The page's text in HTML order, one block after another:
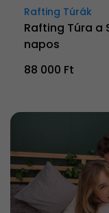
Rafting Túrák
Rafting Túra a
napos
88 000 Ft